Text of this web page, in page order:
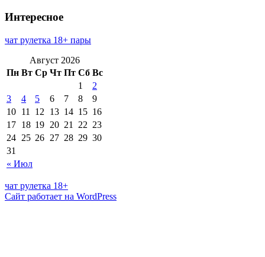
Интересное
чат рулетка 18+ пары
Август 2026
Пн Вт Ср Чт Пт Сб Вс
« Июл
1
2
3
4 5 6 7 8
9
10 11 12 13 14 15 16
17 18 19 20 21 22 23
24 25 26 27 28 29 30
31
чат рулетка 18+
Сайт работает на WordPress